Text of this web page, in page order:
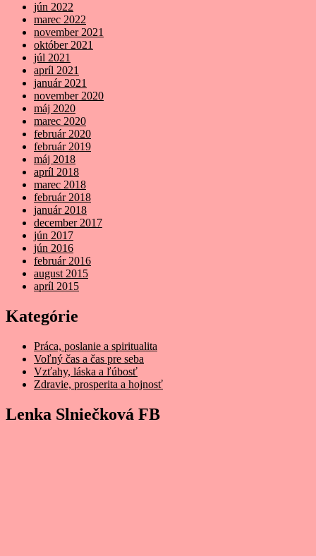
jún 2022
marec 2022
november 2021
október 2021
júl 2021
apríl 2021
január 2021
november 2020
máj 2020
marec 2020
február 2020
február 2019
máj 2018
apríl 2018
marec 2018
február 2018
január 2018
december 2017
jún 2017
jún 2016
február 2016
august 2015
apríl 2015
Kategórie
Práca, poslanie a spiritualita
Voľný čas a čas pre seba
Vzťahy, láska a ľúbosť
Zdravie, prosperita a hojnosť
Lenka Slniečková FB